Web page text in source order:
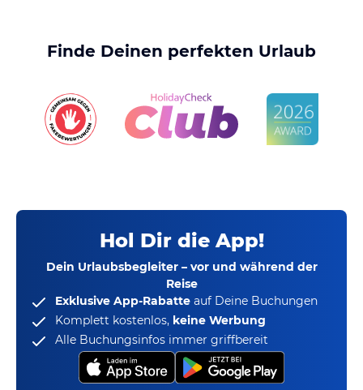
Finde Deinen perfekten Urlaub
Hol Dir die App!
Dein Urlaubsbegleiter – vor und während der
Reise
Exklusive App-Rabatte auf Deine Buchungen
Komplett kostenlos, keine Werbung
Alle Buchungsinfos immer griffbereit